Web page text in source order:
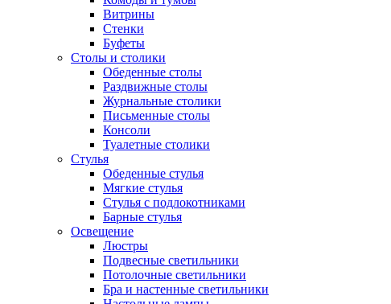
Витрины
Стенки
Буфеты
Столы и столики
Обеденные столы
Раздвижные столы
Журнальные столики
Письменные столы
Консоли
Туалетные столики
Стулья
Обеденные стулья
Мягкие стулья
Стулья с подлокотниками
Барные стулья
Освещение
Люстры
Подвесные светильники
Потолочные светильники
Бра и настенные светильники